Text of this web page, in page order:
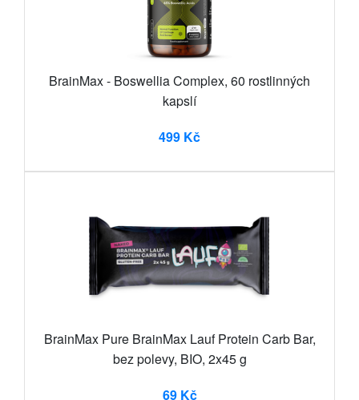
BrainMax - Boswellia Complex, 60 rostlinných
kapslí
499 Kč
BrainMax Pure BrainMax Lauf Protein Carb Bar,
bez polevy, BIO, 2x45 g
69 Kč